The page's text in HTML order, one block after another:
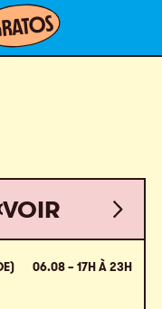
VOIR
TOUT
VOIR
TOUT06.08 – 17H À 23H